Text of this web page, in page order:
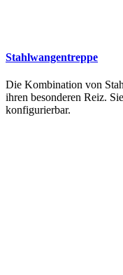
Stahlwangentreppe
Die Kombination von
ihren besonderen Reiz.
konfigurierbar.